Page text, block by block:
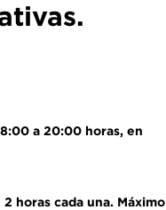
a 20:00 horas, en
horas cada una. Máximo